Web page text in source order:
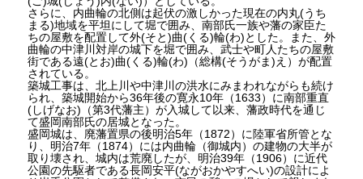
さらに、内曲輪の北側は起伏の激しかった現在の内丸(うち
まる)地域を平坦にして堀で囲み、南部氏一族や藩の家臣た
ちの屋敷を配置して外(そと)曲(くる)輪(わ)とした。また、外
曲輪の中津川対岸の城下を堀で囲み、武士や町人たちの屋敷
街である遠(とお)曲(くる)輪(わ)（総構(そうがま)え）が配置
されている。
築城工事は、北上川や中津川の洪水にみまわれながらも続け
られ、築城開始から36年後の寛永10年（1633）に南部重直
(しげなお)（第3代藩主）が入城して以来、藩政時代を通じ
て盛岡南部氏の居城となった。
盛岡城は、廃藩置県の後明治5年（1872）に陸軍省所管とな
り、明治7年（1874）には内曲輪（御城内）の建物の大半が
取り壊され、城内は荒廃したが、明治39年（1906）に近代
公園の先駆者である長岡安平(ながおかやすへい)の設計によ